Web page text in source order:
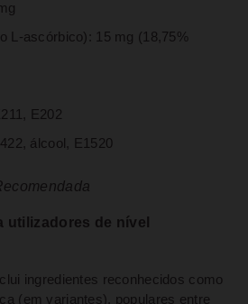
L-ascórbico): 15 mg (18,75%
E202
álcool, E1520
utilizadores de nível
ingredientes reconhecidos como
(em variantes), populares entre